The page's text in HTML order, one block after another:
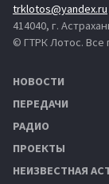
trklotos@yandex.ru
414040, г.
© ГТРК Лотос.
НОВОСТИ
ПЕРЕДАЧИ
РАДИО
ПРОЕКТЫ
НЕИЗВЕСТНАЯ